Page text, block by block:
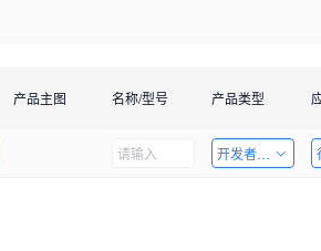
产品主图 名称/型号 产品类型
限公司 开发者套件